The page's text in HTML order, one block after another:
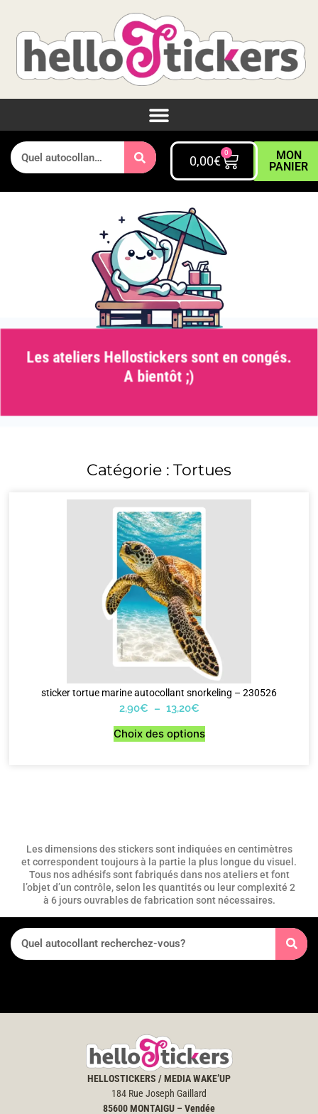
0,00€
0
MON
PANIER
Les ateliers Hellostickers sont en congés.
A bientôt ;)
Catégorie : Tortues
sticker tortue marine autocollant snorkeling – 230526
2,90€ – 13,20€
Choix des options
Les dimensions des stickers sont indiquées en centimètres
et correspondent toujours à la partie la plus longue du visuel.
Tous nos adhésifs sont fabriqués dans nos ateliers et font
l’objet d’un contrôle, selon les quantités ou leur complexité 2
à 6 jours ouvrables de fabrication sont nécessaires.
HELLOSTICKERS / MEDIA WAKE’UP
184 Rue Joseph Gaillard
85600MONTAIGU – Vendée